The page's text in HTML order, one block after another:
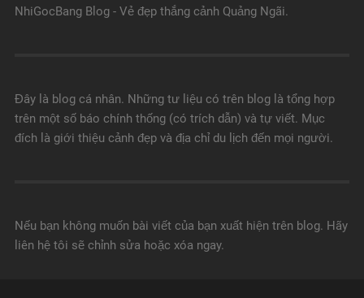
NhiGocBang Blog - Vẻ đẹp thắng cảnh Quảng Ngãi.
Đây là blog cá nhân. Những tư liệu có trên blog là tổng hợp
trên một số báo chính thống (có trích dẫn) và tự viết. Mục
đích là giới thiệu cảnh đẹp và địa chỉ du lịch đến mọi người.
Nếu bạn không muốn bài viết của bạn xuất hiện trên blog. Hãy
liên hệ tôi sẽ chỉnh sửa hoặc xóa ngay.